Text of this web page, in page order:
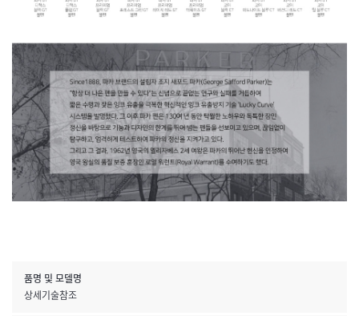
품명 및 모델명
상세기술참조